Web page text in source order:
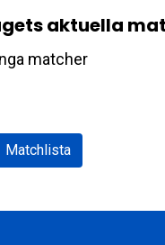
aktuella
matcher
Matchlista